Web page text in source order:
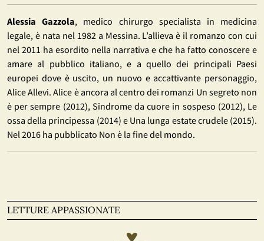
Alessia Gazzola, medico chirurgo specialista in medicina
legale, è nata nel 1982 a Messina. L’allieva è il romanzo con cui
nel 2011 ha esordito nella narrativa e che ha fatto conoscere e
amare al pubblico italiano, e a quello dei principali Paesi
europei dove è uscito, un nuovo e accattivante personaggio,
Alice Allevi. Alice è ancora al centro dei romanzi Un segreto non
è per sempre (2012), Sindrome da cuore in sospeso (2012), Le
ossa della principessa (2014) e Una lunga estate crudele (2015).
Nel 2016 ha pubblicato Non è la fine del mondo.
LETTURE APPASSIONATE